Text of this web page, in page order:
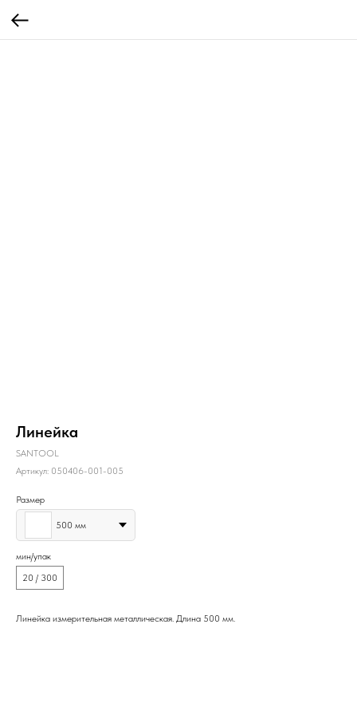
Линейка
SANTOOL
Артикул: 050406-001-005
Размер
500 мм
мин/упак
20 / 300
Линейка измерительная металлическая. Длина 500 мм.